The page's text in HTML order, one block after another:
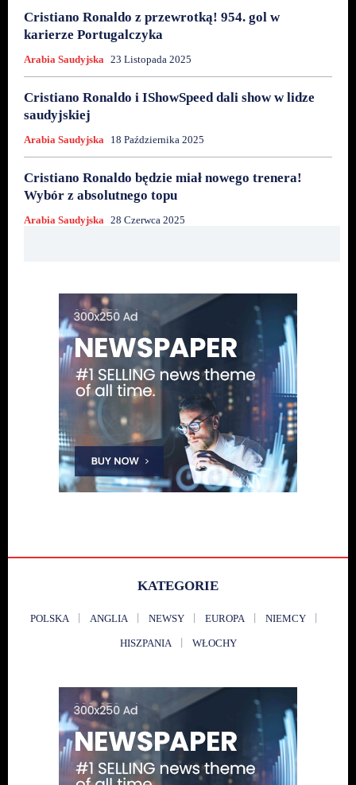
Cristiano Ronaldo z przewrotką! 954. gol w
karierze Portugalczyka
Arabia Saudyjska 23 Listopada 2025
Cristiano Ronaldo i IShowSpeed dali show w lidze
saudyjskiej
Arabia Saudyjska 18 Października 2025
Cristiano Ronaldo będzie miał nowego trenera!
Wybór z absolutnego topu
Arabia Saudyjska 28 Czerwca 2025
KATEGORIE
POLSKA ANGLIA NEWSY EUROPA NIEMCY
HISZPANIA WŁOCHY